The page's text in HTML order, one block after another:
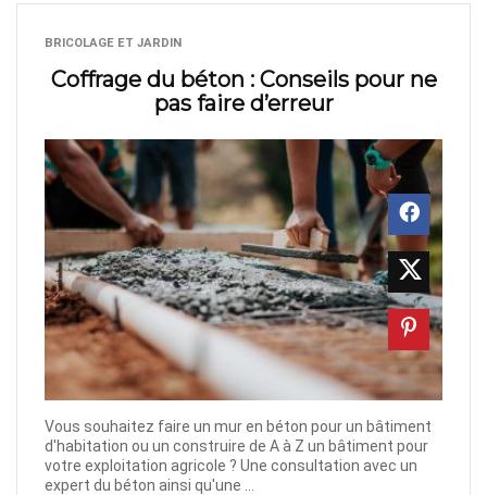
BRICOLAGE ET JARDIN
Coffrage du béton : Conseils pour ne
pas faire d’erreur
Vous souhaitez faire un mur en béton pour un bâtiment
d'habitation ou un construire de A à Z un bâtiment pour
votre exploitation agricole ? Une consultation avec un
expert du béton ainsi qu'une ...